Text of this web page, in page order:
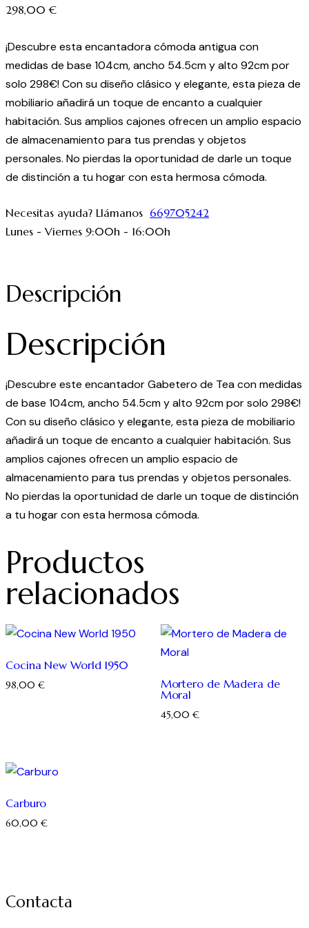
298,00€
¡Descubre esta encantadora cómoda antigua con
medidas de base 104cm, ancho 54.5cm y alto 92cm por
solo 298€! Con su diseño clásico y elegante, esta pieza de
mobiliario añadirá un toque de encanto a cualquier
habitación. Sus amplios cajones ofrecen un amplio espacio
de almacenamiento para tus prendas y objetos
personales. No pierdas la oportunidad de darle un toque
de distinción a tu hogar con esta hermosa cómoda.
Necesitas ayuda? Llámanos 669705242
Lunes - Viernes 9:00h - 16:00h
Descripción
Descripción
¡Descubre este encantador Gabetero de Tea con medidas
de base 104cm, ancho 54.5cm y alto 92cm por solo 298€!
Con su diseño clásico y elegante, esta pieza de mobiliario
añadirá un toque de encanto a cualquier habitación. Sus
amplios cajones ofrecen un amplio espacio de
almacenamiento para tus prendas y objetos personales.
No pierdas la oportunidad de darle un toque de distinción
a tu hogar con esta hermosa cómoda.
Productos
relacionados
Cocina New World 1950
98,00 €
Mortero de Madera de
Moral
45,00 €
Carburo
60,00 €
Contacta